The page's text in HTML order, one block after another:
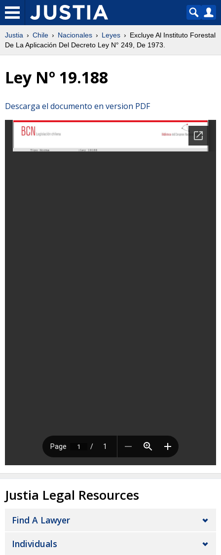
Justia Chile Nacionales Leyes
Excluye Al Instituto Forestal
De La Aplicación Del Decreto Ley N° 249, De 1973.
Ley Nº 19.188
Descarga el documento en version PDF
Justia Legal Resources
Find A Lawyer
Individuals